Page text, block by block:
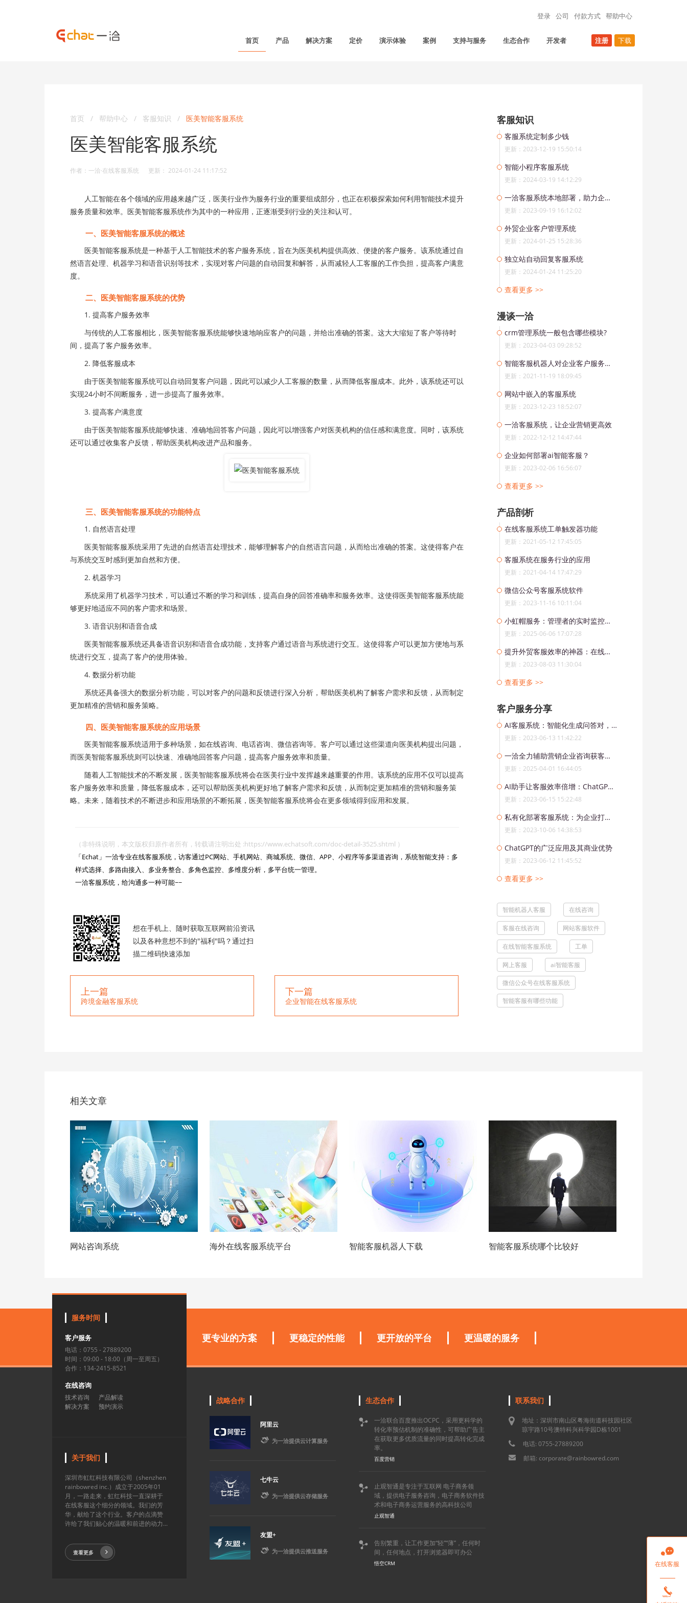
登录 公司 付款方式 帮助中心
首页 产品 解决方案 定价 演示体验 案例 支持与服务 生态合作 开发者 注册 下载
首页 / 帮助中心 / 客服知识 / 医美智能客服系统
医美智能客服系统
作者：一洽·在线客服系统 更新： 2024-01-24 11:17:52
人工智能在各个领域的应用越来越广泛，医美行业作为服务行业的重要组成部分，也正在积极探索如何利用智能技术提升
服务质量和效率。医美智能客服系统作为其中的一种应用，正逐渐受到行业的关注和认可。
一、医美智能客服系统的概述
医美智能客服系统是一种基于人工智能技术的客户服务系统，旨在为医美机构提供高效、便捷的客户服务。该系统通过自
然语言处理、机器学习和语音识别等技术，实现对客户问题的自动回复和解答，从而减轻人工客服的工作负担，提高客户满意
度。
二、医美智能客服系统的优势
1. 提高客户服务效率
与传统的人工客服相比，医美智能客服系统能够快速地响应客户的问题，并给出准确的答案。这大大缩短了客户等待时
间，提高了客户服务效率。
2. 降低客服成本
由于医美智能客服系统可以自动回复客户问题，因此可以减少人工客服的数量，从而降低客服成本。此外，该系统还可以
实现24小时不间断服务，进一步提高了服务效率。
3. 提高客户满意度
由于医美智能客服系统能够快速、准确地回答客户问题，因此可以增强客户对医美机构的信任感和满意度。同时，该系统
还可以通过收集客户反馈，帮助医美机构改进产品和服务。
三、医美智能客服系统的功能特点
1. 自然语言处理
医美智能客服系统采用了先进的自然语言处理技术，能够理解客户的自然语言问题，从而给出准确的答案。这使得客户在
与系统交互时感到更加自然和方便。
2. 机器学习
系统采用了机器学习技术，可以通过不断的学习和训练，提高自身的回答准确率和服务效率。这使得医美智能客服系统能
够更好地适应不同的客户需求和场景。
3. 语音识别和语音合成
医美智能客服系统还具备语音识别和语音合成功能，支持客户通过语音与系统进行交互。这使得客户可以更加方便地与系
统进行交互，提高了客户的使用体验。
4. 数据分析功能
系统还具备强大的数据分析功能，可以对客户的问题和反馈进行深入分析，帮助医美机构了解客户需求和反馈，从而制定
更加精准的营销和服务策略。
四、医美智能客服系统的应用场景
医美智能客服系统适用于多种场景，如在线咨询、电话咨询、微信咨询等。客户可以通过这些渠道向医美机构提出问题，
而医美智能客服系统则可以快速、准确地回答客户问题，提高客户服务效率和质量。
随着人工智能技术的不断发展，医美智能客服系统将会在医美行业中发挥越来越重要的作用。该系统的应用不仅可以提高
客户服务效率和质量，降低客服成本，还可以帮助医美机构更好地了解客户需求和反馈，从而制定更加精准的营销和服务策
略。未来，随着技术的不断进步和应用场景的不断拓展，医美智能客服系统将会在更多领域得到应用和发展。
（非特殊说明，本文版权归原作者所有，转载请注明出处 :https://www.echatsoft.com/doc-detail-3525.shtml ）
「Echat」一洽专业在线客服系统，访客通过PC网站、手机网站、商城系统、微信、APP、小程序等多渠道咨询，系统智能支持：多
样式选择、多路由接入、多业务整合、多角色监控、多维度分析，多平台统一管理。
一洽客服系统，给沟通多一种可能~~
想在手机上、随时获取互联网前沿资讯
以及各种意想不到的"福利"吗？通过扫
描二维码快速添加
上一篇
跨境金融客服系统
下一篇
企业智能在线客服系统
客服知识
客服系统定制多少钱
更新：2023-12-19 15:50:14
智能小程序客服系统
更新：2024-03-19 14:12:29
一洽客服系统本地部署，助力企业实现自主控制与定制化需求
更新：2023-09-19 16:12:02
外贸企业客户管理系统
更新：2024-01-25 15:28:36
独立站自动回复客服系统
更新：2024-01-24 11:25:20
查看更多 >>
漫谈一洽
crm管理系统一般包含哪些模块?
更新：2023-04-03 09:28:52
智能客服机器人对企业客户服务有哪些帮助？
更新：2021-11-19 18:09:45
网站中嵌入的客服系统
更新：2023-12-23 18:52:07
一洽客服系统，让企业营销更高效
更新：2022-12-12 14:47:44
企业如何部署ai智能客服？
更新：2023-02-06 16:56:07
查看更多 >>
产品剖析
在线客服系统工单触发器功能
更新：2021-05-12 17:45:05
客服系统在服务行业的应用
更新：2021-04-14 17:47:29
微信公众号客服系统软件
更新：2023-11-16 10:11:04
小虹帽服务：管理者的实时监控助手
更新：2025-06-06 17:07:28
提升外贸客服效率的神器：在线客服系统辅助工具大揭秘
更新：2023-08-03 11:30:04
查看更多 >>
客户服务分享
AI客服系统：智能化生成问答对，提升用户体验
更新：2023-06-13 11:42:22
一洽全力辅助营销企业咨询获客解决方案
更新：2025-04-01 16:44:05
AI助手让客服效率倍增：ChatGPT大语言模型在客服场景中的应用
更新：2023-06-15 15:22:48
私有化部署客服系统：为企业打造高效沟通平台
更新：2023-10-06 14:38:53
ChatGPT的广泛应用及其商业优势
更新：2023-06-12 11:45:52
查看更多 >>
智能机器人客服 在线咨询
客服在线咨询 网站客服软件
在线智能客服系统 工单
网上客服 ai智能客服
微信公众号在线客服系统
智能客服有哪些功能
相关文章
网站咨询系统 海外在线客服系统平台 智能客服机器人下载 智能客服系统哪个比较好
更专业的方案 更稳定的性能 更开放的平台 更温暖的服务
服务时间
客户服务
电话：0755 - 27889200
时间：09:00 - 18:00（周一至周五）
合作：134-2415-8521
在线咨询
技术咨询
产品解读
解决方案
预约演示
关于我们
深圳市虹红科技有限公司（shenzhen
rainbowred inc.）成立于2005年01
月，一路走来，虹红科技一直深耕于
在线客服这个细分的领域。我们的芳
华，献给了这个行业。客户的点滴赞
许给了我们贴心的温暖和前进的动力...
查看更多
战略合作
阿里云
 为一洽提供云计算服务
七牛云
 为一洽提供云存储服务
友盟+
 为一洽提供云推送服务
生态合作

一洽联合百度推出OCPC，采用更科学的
转化率预估机制的准确性，可帮助广告主
在获取更多优质流量的同时提高转化完成
率。
百度营销

止观智通是专注于互联网 电子商务领
域，提供电子服务咨询，电子商务软件技
术和电子商务运营服务的高科技公司
止观智通

告别繁重，让工作更加“轻”“薄”，任何时
间，任何地点，打开浏览器即可办公
悟空CRM
联系我们
地址：深圳市南山区粤海街道科技园社区
琼宇路10号澳特科兴科学园D栋1001
电话: 0755-27889200
邮箱: corporate@rainbowred.com

在线客服
